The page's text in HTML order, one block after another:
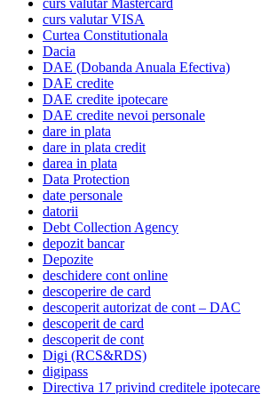
curs valutar Mastercard
curs valutar VISA
Curtea Constitutionala
Dacia
DAE (Dobanda Anuala Efectiva)
DAE credite
DAE credite ipotecare
DAE credite nevoi personale
dare in plata
dare in plata credit
darea in plata
Data Protection
date personale
datorii
Debt Collection Agency
depozit bancar
Depozite
deschidere cont online
descoperire de card
descoperit autorizat de cont – DAC
descoperit de card
descoperit de cont
Digi (RCS&RDS)
digipass
Directiva 17 privind creditele ipotecare